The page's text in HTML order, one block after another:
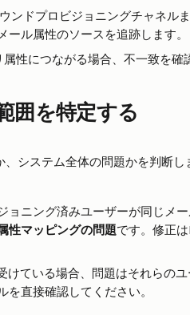
ンドプロビジョニングチャネル
ル属性のソースを追跡します。
性につながる場合、不一致を確
囲を特定する
システム全体の問題かを判断し
ョニング済みユーザーが同じメ
性マッピングの問題です。修正
けている場合、問題はそれらの
直接確認してください。